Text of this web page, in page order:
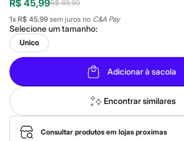
Em alta
Inverno
Alfaiataria
Novidades
Roupas
Blusas e Camisetas
Básicos
Calças
Casacos e Jaquetas
Jeans
Macacões
Saias
Shorts e Bermudas
R$ 45,99R$ 69,90
1x R$ 45,99 sem juros no C&A Pay
Selecione umtamanho:
Unico
Adicionar à sacola
Encontrar similares
Consultar produtos em lojas proximas